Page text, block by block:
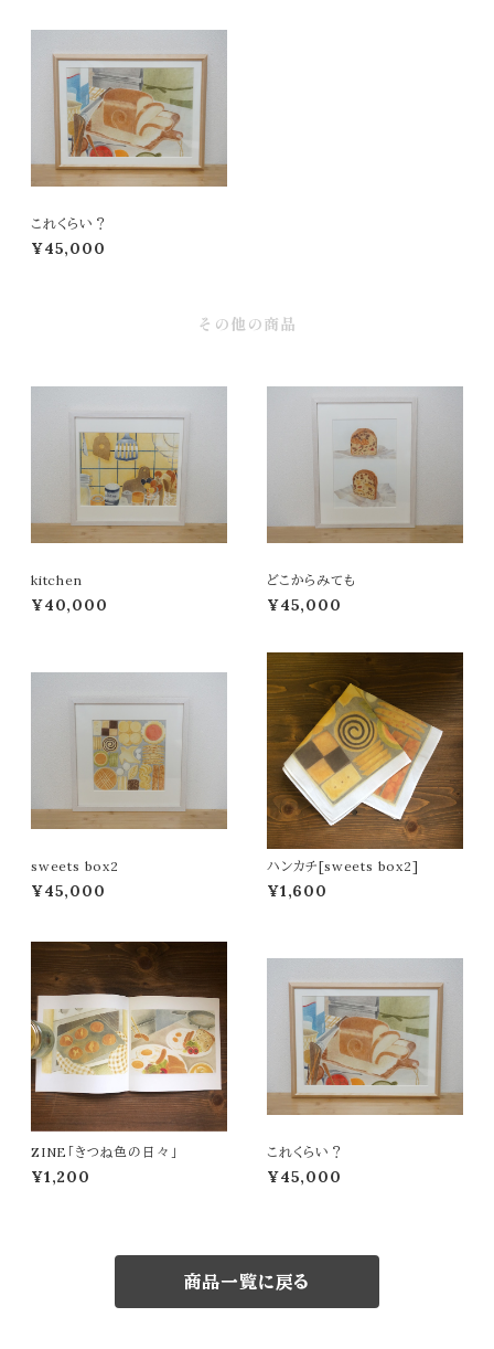
これくらい？
¥45,000
その他の商品
kitchen
¥40,000
どこからみても
¥45,000
sweets box2
¥45,000
ハンカチ[sweets box2]
¥1,600
ZINE「きつね色の日々」
¥1,200
これくらい？
¥45,000
商品一覧に戻る